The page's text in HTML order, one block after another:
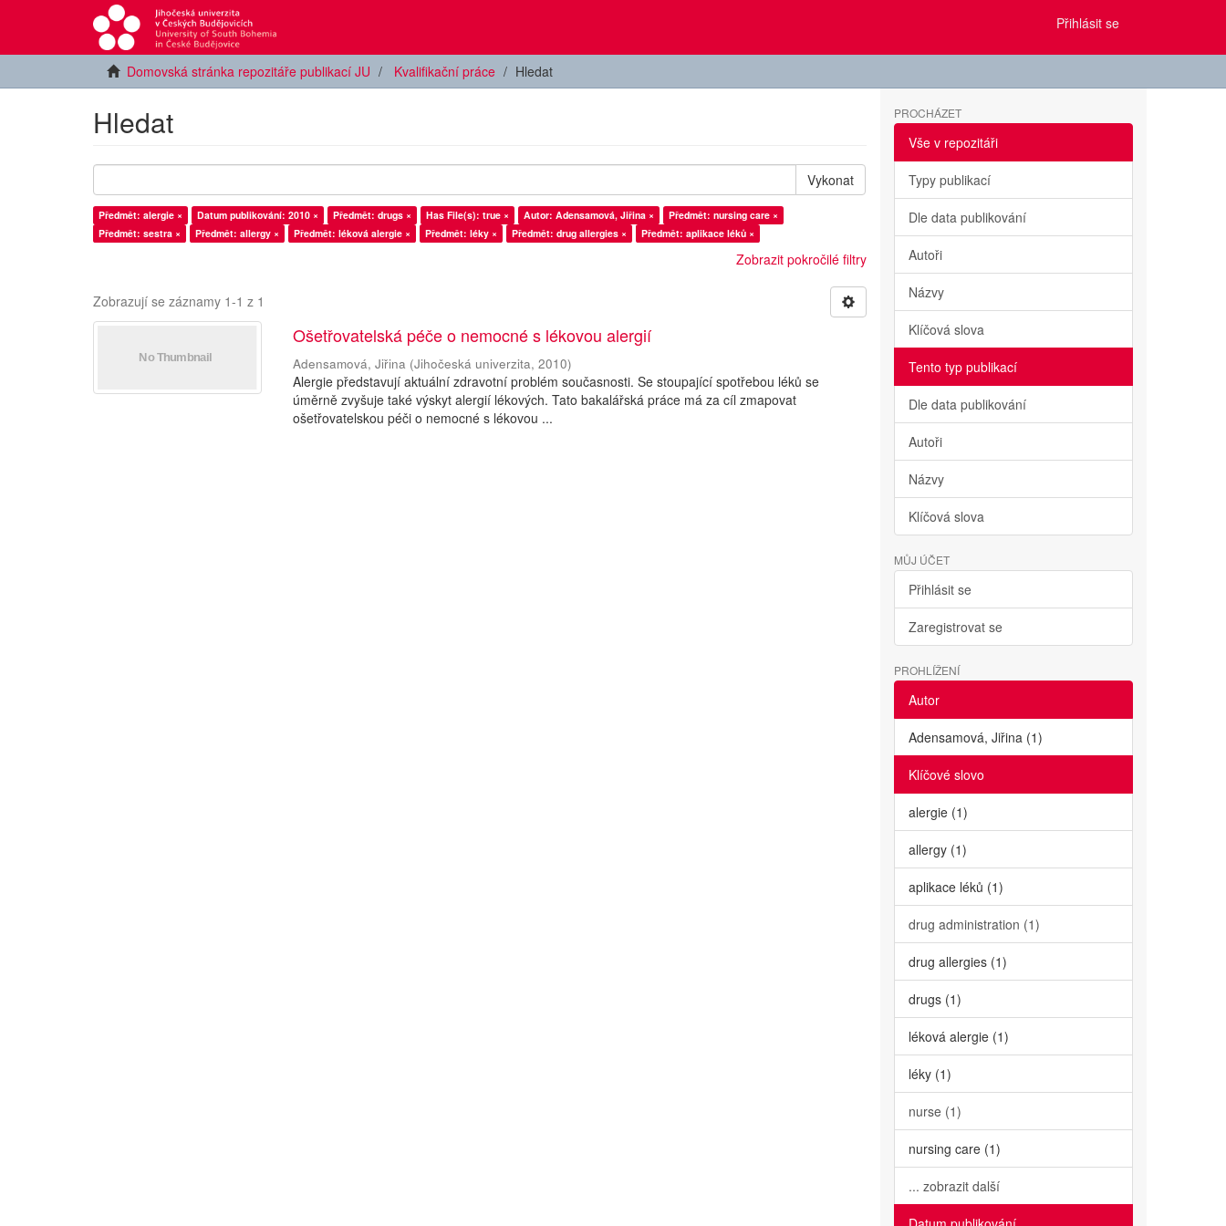
Přihlásit se
Domovská stránka repozitáře publikací JU Kvalifikační práce Hledat
Hledat
Vykonat
Předmět: alergie × Datum publikování: 2010 × Předmět: drugs × Has File(s): true × Autor: Adensamová, Jiřina ×
Předmět: nursing care ×
Předmět: sestra ×
Předmět: allergy × Předmět: léková alergie × Předmět: léky × Předmět: drug allergies × Předmět: aplikace léků ×
Zobrazit pokročilé filtry
Zobrazují se záznamy 1-1 z 1
Ošetřovatelská péče o nemocné s lékovou alergií
Adensamová, Jiřina (Jihočeská univerzita,2010)
Alergie představují aktuální zdravotní problém současnosti. Se stoupající spotřebou léků se
úměrně zvyšuje také výskyt alergií lékových. Tato bakalářská práce má za cíl zmapovat
ošetřovatelskou péči o nemocné s lékovou ...
PROCHÁZET
Vše v repozitáři
Typy publikací
Dle data publikování
Autoři
Názvy
Klíčová slova
Tento typ publikací
Dle data publikování
Autoři
Názvy
Klíčová slova
MŮJ ÚČET
Přihlásit se
Zaregistrovat se
PROHLÍŽENÍ
Autor
Adensamová, Jiřina (1)
Klíčové slovo
alergie (1)
allergy (1)
aplikace léků (1)
drug administration (1)
drug allergies (1)
drugs (1)
léková alergie (1)
léky (1)
nurse (1)
nursing care (1)
... zobrazit další